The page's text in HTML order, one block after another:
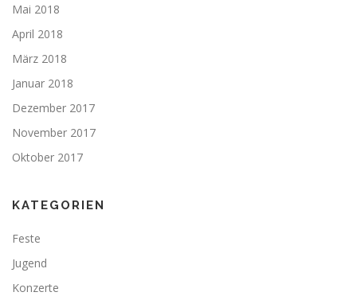
Mai 2018
April 2018
März 2018
Januar 2018
Dezember 2017
November 2017
Oktober 2017
KATEGORIEN
Feste
Jugend
Konzerte